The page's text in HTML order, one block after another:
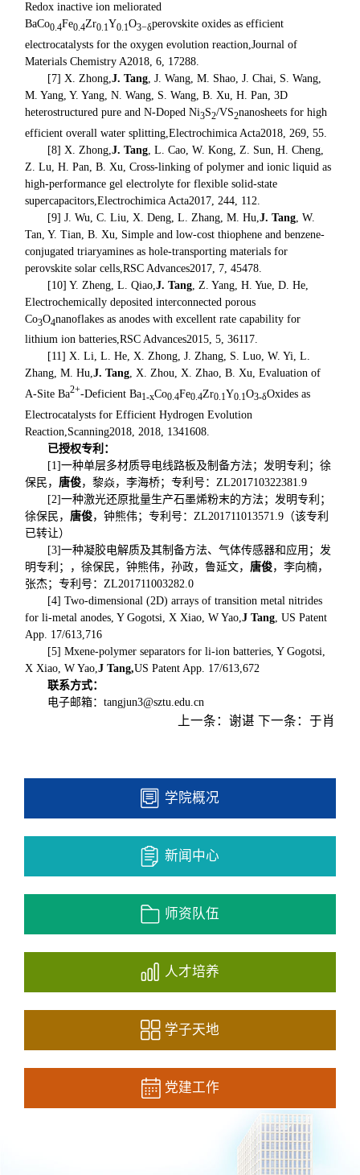
Redox inactive ion meliorated
BaCo0.4Fe0.4Zr0.1Y0.1O3−δperovskite oxides as efficient
electrocatalysts for the oxygen evolution reaction,Journal of
Materials Chemistry A2018, 6, 17288.
[7] X. Zhong,J. Tang , J. Wang, M. Shao, J. Chai, S. Wang,
M. Yang, Y. Yang, N. Wang, S. Wang, B. Xu, H. Pan, 3D
heterostructured pure and N-Doped Ni3S2/VS2nanosheets for high
efficient overall water splitting,Electrochimica Acta2018, 269, 55.
[8] X. Zhong,J. Tang , L. Cao, W. Kong, Z. Sun, H. Cheng,
Z. Lu, H. Pan, B. Xu, Cross-linking of polymer and ionic liquid as
high-performance gel electrolyte for flexible solid-state
supercapacitors,Electrochimica Acta2017, 244, 112.
[9] J. Wu, C. Liu, X. Deng, L. Zhang, M. Hu,J. Tang , W.
Tan, Y. Tian, B. Xu, Simple and low-cost thiophene and benzene-
conjugated triaryamines as hole-transporting materials for
perovskite solar cells,RSC Advances2017, 7, 45478.
[10] Y. Zheng, L. Qiao,J. Tang , Z. Yang, H. Yue, D. He,
Electrochemically deposited interconnected porous
Co3O4nanoflakes as anodes with excellent rate capability for
lithium ion batteries,RSC Advances2015, 5, 36117.
[11] X. Li, L. He, X. Zhong, J. Zhang, S. Luo, W. Yi, L.
Zhang, M. Hu,J. Tang, X. Zhou, X. Zhao, B. Xu, Evaluation of
A-Site Ba2+-Deficient Ba1-xCo0.4Fe0.4Zr0.1Y0.1O3-δOxides as
Electrocatalysts for Efficient Hydrogen Evolution
Reaction, Scanning2018, 2018, 1341608.
已授权专利：
[1]一种单层多材质导电线路板及制备方法；发明专利；徐
保民， 唐俊，黎焱，李海桥；专利号：ZL201710322381.9
[2]一种激光还原批量生产石墨烯粉末的方法；发明专利；
徐保民， 唐俊，钟熊伟；专利号：ZL201711013571.9（该专利
已转让）
[3]一种凝胶电解质及其制备方法、气体传感器和应用；发
明专利；，徐保民，钟熊伟，孙政，鲁延文， 唐俊，李向楠，
张杰；专利号：ZL201711003282.0
[4] Two-dimensional (2D) arrays of transition metal nitrides
for li-metal anodes, Y Gogotsi, X Xiao, W Yao,J Tang , US Patent
App. 17/613,716
[5] Mxene-polymer separators for li-ion batteries, Y Gogotsi,
X Xiao, W Yao,J Tang,US Patent App. 17/613,672
联系方式：
电子邮箱：tangjun3@sztu.edu.cn
上一条： 谢谌 下一条： 于肖
学院概况
新闻中心
师资队伍
人才培养
学子天地
党建工作